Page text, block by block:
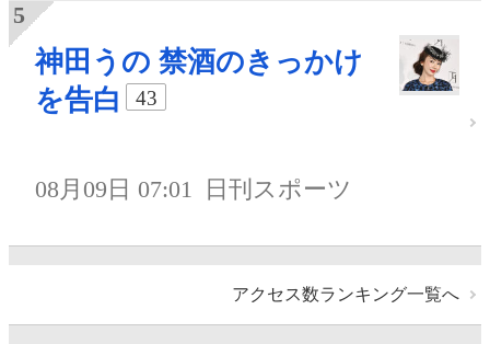
神田うの 禁酒のきっかけ
を告白
43
08月09日 07:01 日刊スポーツ
アクセス数ランキング一覧へ